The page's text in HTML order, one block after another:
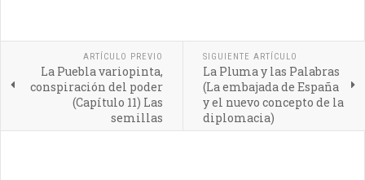
ARTÍCULO PREVIO
La Puebla variopinta,
conspiración del poder
(Capítulo 11) Las
semillas
SIGUIENTE ARTÍCULO
La Pluma y las Palabras
(La embajada de España
y el nuevo concepto de la
diplomacia)